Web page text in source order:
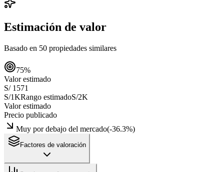
Estimación de valor
Basado en 50 propiedades similares
75%
Valor estimado
S/ 1571
S/1KRango estimadoS/2K
Valor estimado
Precio publicado
Muy por debajo del mercado(-36.3%)
Factores de valoración